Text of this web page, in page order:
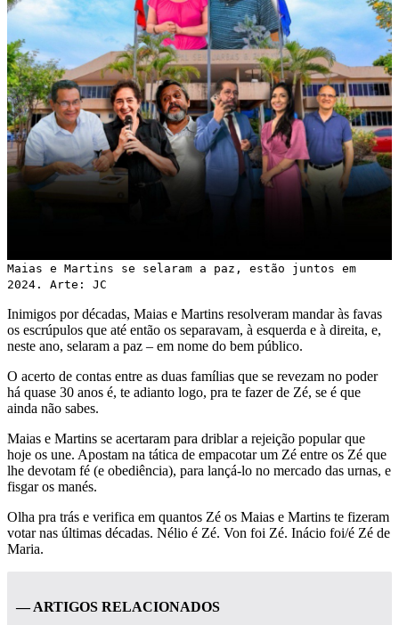
Maias e Martins se selaram a paz, estão juntos em
2024. Arte: JC
Inimigos por décadas, Maias e Martins resolveram mandar às favas
os escrúpulos que até então os separavam, à esquerda e à direita, e,
neste ano, selaram a paz – em nome do bem público.
O acerto de contas entre as duas famílias que se revezam no poder
há quase 30 anos é, te adianto logo, pra te fazer de Zé, se é que
ainda não sabes.
Maias e Martins se acertaram para driblar a rejeição popular que
hoje os une. Apostam na tática de empacotar um Zé entre os Zé que
lhe devotam fé (e obediência), para lançá-lo no mercado das urnas, e
fisgar os manés.
Olha pra trás e verifica em quantos Zé os Maias e Martins te fizeram
votar nas últimas décadas. Nélio é Zé. Von foi Zé. Inácio foi/é Zé de
Maria.
— ARTIGOS RELACIONADOS